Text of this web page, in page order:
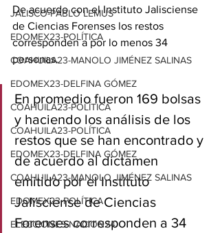
JALISCO-PABLO LEMUS
EDOMEX23-POLÍTICA
COAHUILA23-MANOLO JIMÉNEZ SALINAS
EDOMEX23-DELFINA GÓMEZ
COAHUILA23-POLÍTICA
COAHUILA23-POLÍTICA
EDOMEX23-DELFINA GÓMEZ
COAHUILA23-MANOLO JIMÉNEZ SALINAS
EDOMEX23-POLÍTICA
ELECCIONES-NACION24
De acuerdo con el Instituto Jalisciense
de Ciencias Forenses los restos
corresponden a por lo menos 34
personas.
En promedio fueron 169 bolsas
y haciendo los análisis de los
restos que se han encontrado y
de acuerdo al dictamen
emitido por el Instituto
Jalisciense de Ciencias
Forenses corresponden a 34